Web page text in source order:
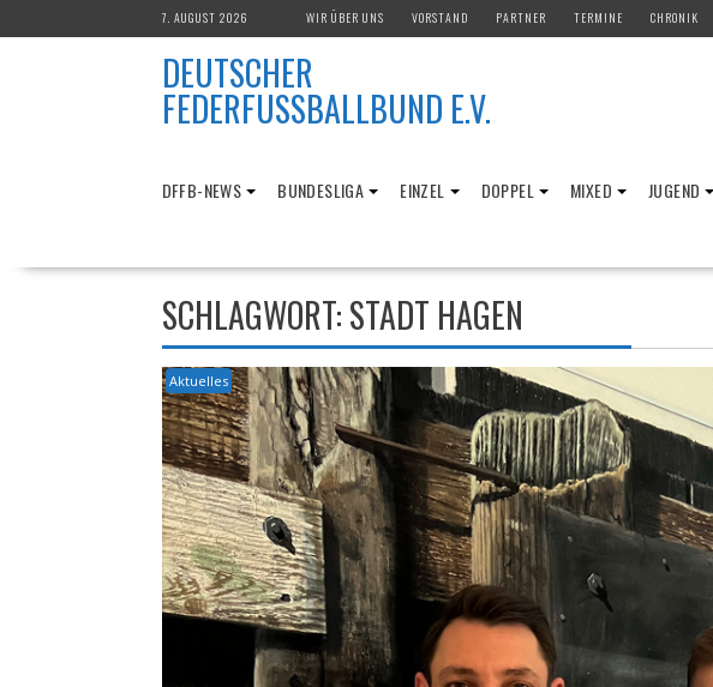
to
7. AUGUST 2026 WIR ÜBER UNS VORSTAND PARTNER TERMINE CHRONIK
DEUTSCHER
FEDERFUSSBALLBUND E.V.
DFFB-NEWS BUNDESLIGA EINZEL DOPPEL MIXED JUGEND
SCHLAGWORT:STADT HAGEN
Aktuelles